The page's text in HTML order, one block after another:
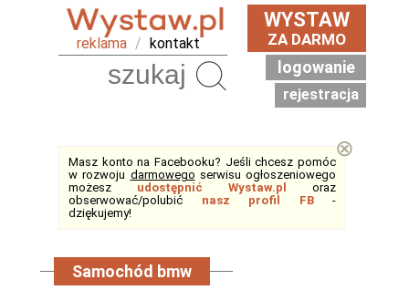
reklama / kontakt
WYSTAW
ZA DARMO
logowanie
rejestracja
Masz konto na Facebooku? Jeśli chcesz pomóc
w rozwoju darmowego serwisu ogłoszeniowego
możesz udostępnić Wystaw.pl
oraz
obserwować/polubić nasz profil FB-
dziękujemy!
⊗
Samochód bmw